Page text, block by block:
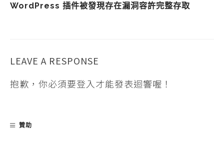
WordPress 插件被發現存在漏洞容許完整存取
LEAVE A RESPONSE
抱歉，你必須要登入才能發表迴響喔！
贊助